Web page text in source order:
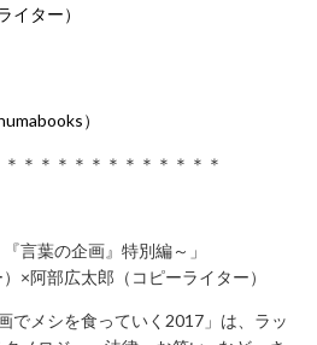
イター）
）
＊＊＊＊＊＊＊＊＊＊＊＊
言葉の企画』特別編～」
×阿部広太郎（コピーライター）
でメシを食っていく2017」は、ラッ